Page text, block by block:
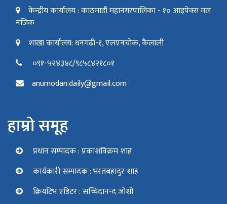
केन्द्रीय कार्यालय : काठमाडौं महानगरपालिका - १० आइपेक्स मल
नजिक
शाखा कार्यालय: धनगढी-१, एलएनचोक, कैलाली
०९१-५२४३४८/९८५८४२१८०१
anumodan.daily@gmail.com
हाम्रो समूह
प्रधान सम्पादक : प्रकाशविक्रम शाह
कार्यकारी सम्पादक : भरतबहादुर शाह
क्रियटिभ एडिटर : सच्चिदानन्द जोशी